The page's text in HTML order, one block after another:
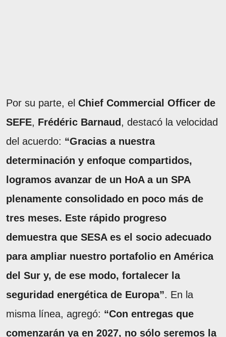
Por su parte, el Chief Commercial Officer de
SEFE, Frédéric Barnaud , destacó la velocidad
del acuerdo: “Gracias a nuestra
determinación y enfoque compartidos,
logramos avanzar de un HoA a un SPA
plenamente consolidado en poco más de
tres meses. Este rápido progreso
demuestra que SESA es el socio adecuado
para ampliar nuestro portafolio en América
del Sur y, de ese modo, fortalecer la
seguridad energética de Europa”. En la
misma línea, agregó: “Con entregas que
comenzarán ya en 2027, no sólo seremos la